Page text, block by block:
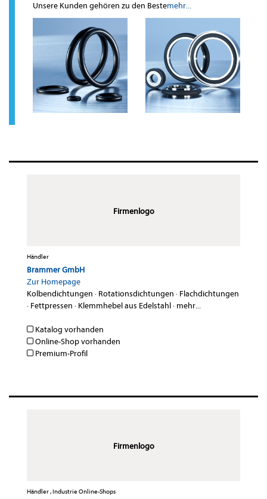
Unsere Kunden gehören zu den Bestemehr...
Firmenlogo
Händler
Brammer GmbH
Zur Homepage
Kolbendichtungen · Rotationsdichtungen · Flachdichtungen
· Fettpressen · Klemmhebel aus Edelstahl· mehr...
Katalog vorhanden
Online-Shop vorhanden
Premium-Profil
Firmenlogo
Händler , Industrie Online-Shops